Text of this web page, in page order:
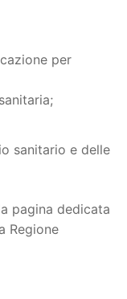
per
sanitario e delle
pagina dedicata
Regione